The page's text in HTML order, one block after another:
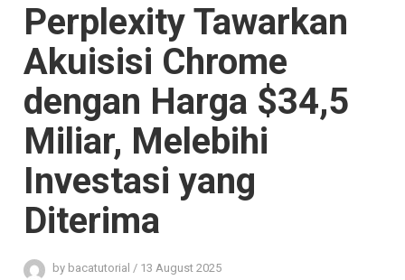
Perplexity Tawarkan
Akuisisi Chrome
dengan Harga $34,5
Miliar, Melebihi
Investasi yang
Diterima
by bacatutorial / 13 August 2025